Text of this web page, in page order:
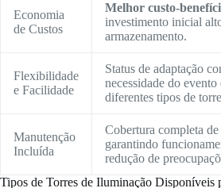
Economia
de Custos
Melhor custo-
investimento inicial
armazenamento.
Flexibilidade
e Facilidade
Status de adaptação
necessidade do evento
diferentes tipos de
Manutenção
Incluída
Cobertura completa
garantindo
redução de
Tipos de Torres de Iluminação Disponíveis